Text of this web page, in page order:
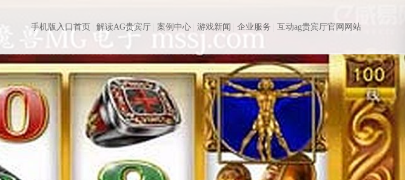
手机版入口首页 解读AG贵宾厅 案例中心 游戏新闻 企业服务 互动ag贵宾厅官网网站